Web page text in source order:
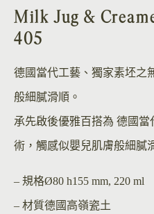
Milk Jug &
405
德國當代工藝、獨家素坯之
般細膩滑順。
承先啟後優雅百搭為 德國
術，觸感似嬰兒肌膚般細膩
– 規格Ø80 h155 mm, 220 ml
– 材質德國高嶺瓷土